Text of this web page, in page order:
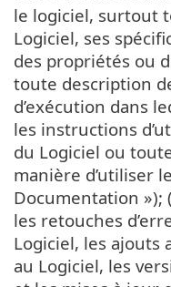
le logiciel, surtout
Logiciel, ses
des propriétés ou
toute description
d’exécution dans
les instructions
du Logiciel ou
manière d’utiliser
Documentation »);
les retouches
Logiciel, les ajouts
au Logiciel, les